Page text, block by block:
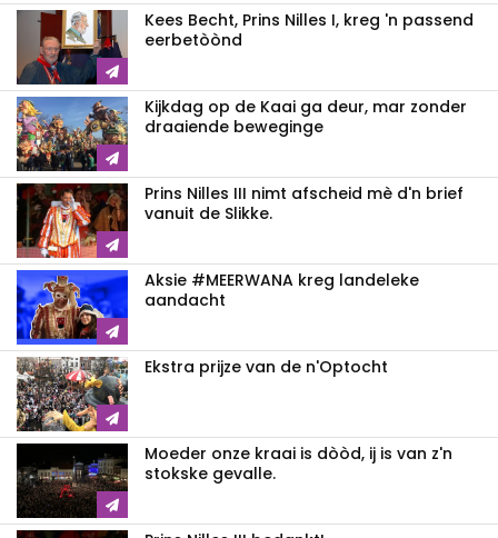
Kees Becht, Prins Nilles I, kreg 'n passend
eerbetòònd
Kijkdag op de Kaai ga deur, mar zonder
draaiende beweginge
Prins Nilles III nimt afscheid mè d'n brief
vanuit de Slikke.
Aksie #MEERWANA kreg landeleke
aandacht
Ekstra prijze van de n'Optocht
Moeder onze kraai is dòòd, ij is van z'n
stokske gevalle.